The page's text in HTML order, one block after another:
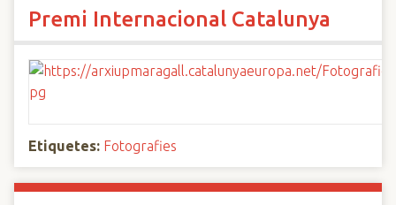
Premi Internacional Catalunya
Etiquetes: Fotografies